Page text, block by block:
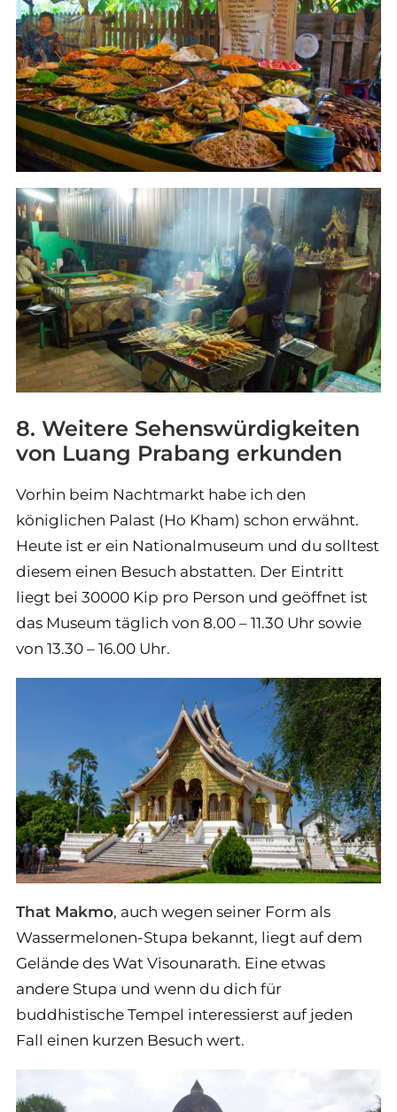
8. Weitere Sehenswürdigkeiten
von Luang Prabang erkunden
Vorhin beim Nachtmarkt habe ich den
königlichen Palast (Ho Kham) schon erwähnt.
Heute ist er ein Nationalmuseum und du solltest
diesem einen Besuch abstatten. Der Eintritt
liegt bei 30000 Kip pro Person und geöffnet ist
das Museum täglich von 8.00 – 11.30 Uhr sowie
von 13.30 – 16.00 Uhr.
That Makmo, auch wegen seiner Form als
Wassermelonen-Stupa bekannt, liegt auf dem
Gelände des Wat Visounarath. Eine etwas
andere Stupa und wenn du dich für
buddhistische Tempel interessierst auf jeden
Fall einen kurzen Besuch wert.